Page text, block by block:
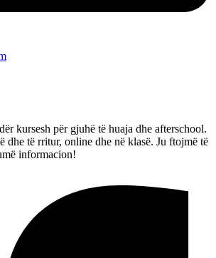
kursesh për gjuhë të huaja dhe afterschool.
dhe të rritur, online dhe në klasë. Ju ftojmë të
informacion!